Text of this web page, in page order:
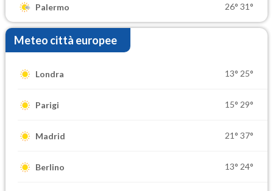
Palermo 26° 31°
Meteo città europee
Londra 13° 25°
Parigi 15° 29°
Madrid 21° 37°
Berlino 13° 24°